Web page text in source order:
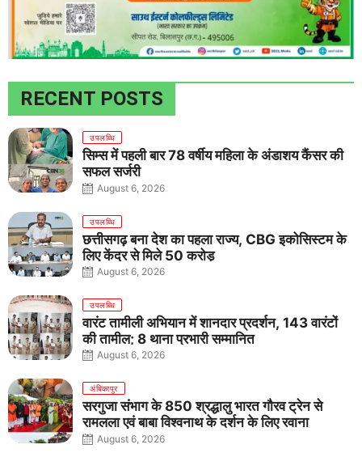
RECENT POSTS
उपलब्धि
सिम्स में पहली बार 78 वर्षीय महिला के अंडाशय कैंसर की
सफल सर्जरी
August 6, 2026
उपलब्धि
छत्तीसगढ़ बना देश का पहला राज्य, CBG इकोसिस्टम के
लिए केंद्र से मिले 50 करोड़
August 6, 2026
उपलब्धि
वारंट तामीली अभियान में शानदार प्रदर्शन, 143 वारंटों
की तामील; 8 थाना प्रभारी सम्मानित
August 6, 2026
अंबिकापुर
सरगुजा संभाग के 850 श्रद्धालु भारत गौरव ट्रेन से
रामलला एवं बाबा विश्वनाथ के दर्शन के लिए रवाना
August 6, 2026